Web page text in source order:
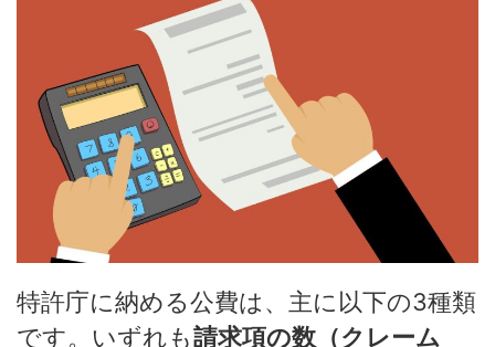
特許庁に納める公費は、主に以下の3種類
です。いずれも請求項の数（クレーム